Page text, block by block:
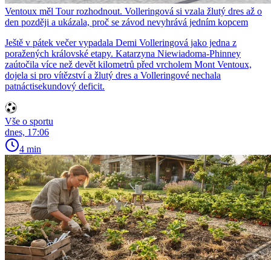
Ventoux měl Tour rozhodnout. Volleringová si vzala žlutý dres až o
den později a ukázala, proč se závod nevyhrává jedním kopcem
Ještě v pátek večer vypadala Demi Volleringová jako jedna z
poražených královské etapy. Katarzyna Niewiadoma-Phinney
zaútočila více než devět kilometrů před vrcholem Mont Ventoux,
dojela si pro vítězství a žlutý dres a Volleringové nechala
patnáctisekundový deficit.
Vše o sportu
dnes, 17:06
4 min